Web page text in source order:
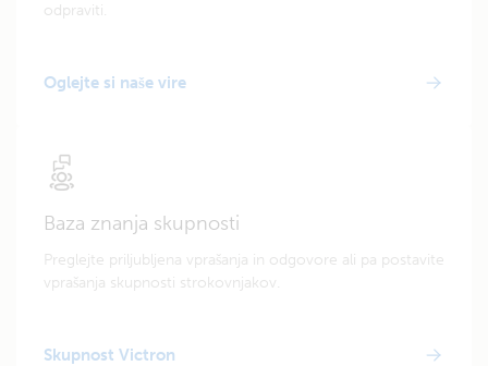
odpraviti.
Oglejte si naše vire
Baza znanja skupnosti
Preglejte priljubljena vprašanja in odgovore ali pa postavite
vprašanja skupnosti strokovnjakov.
Skupnost Victron